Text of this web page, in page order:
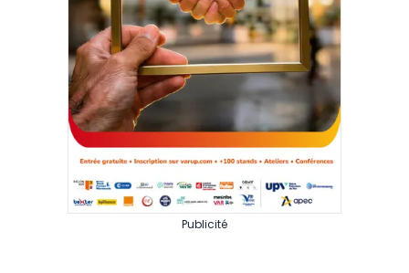
Publicité